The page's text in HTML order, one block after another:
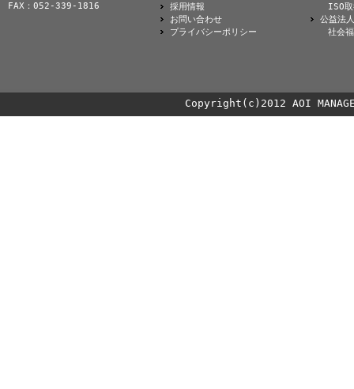
FAX：052-339-1816
採用情報
お問い合わせ
プライバシーポリシー
ISO
公益法
社会
Copyright(c)2012 AOI